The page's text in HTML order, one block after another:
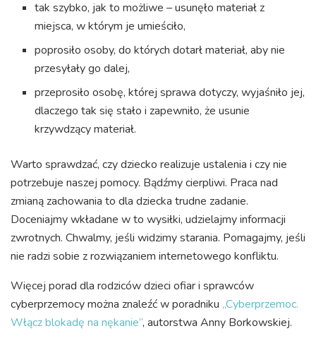
tak szybko, jak to możliwe – usunęło materiał z
miejsca, w którym je umieściło,
poprosiło osoby, do których dotarł materiał, aby nie
przesyłały go dalej,
przeprosiło osobę, której sprawa dotyczy, wyjaśniło jej,
dlaczego tak się stało i zapewniło, że usunie
krzywdzący materiał.
Warto sprawdzać, czy dziecko realizuje ustalenia i czy nie
potrzebuje naszej pomocy. Bądźmy cierpliwi. Praca nad
zmianą zachowania to dla dziecka trudne zadanie.
Doceniajmy wkładane w to wysiłki, udzielajmy informacji
zwrotnych. Chwalmy, jeśli widzimy starania. Pomagajmy, jeśli
nie radzi sobie z rozwiązaniem internetowego konfliktu.
Więcej porad dla rodziców dzieci ofiar i sprawców
cyberprzemocy można znaleźć w poradniku „Cyberprzemoc.
Włącz blokadę na nękanie”, autorstwa Anny Borkowskiej.